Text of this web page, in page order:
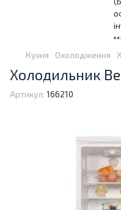
Кухня Охолодження
Холодильник
Артикул: 166210